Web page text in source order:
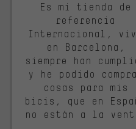
Es mi tienda de
referencia
Internacional,
en Barcelona,
siempre han
y he podido
cosas para mis
bicis, que en
no están a la